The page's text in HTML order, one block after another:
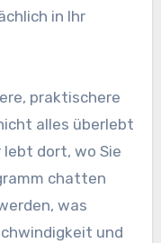
in Ihr
praktischere
alles überlebt
dort, wo Sie
chatten
was
und